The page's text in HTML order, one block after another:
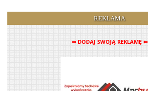
REKLAMA
➡ DODAJ SWOJĄ REKLAMĘ ⬅